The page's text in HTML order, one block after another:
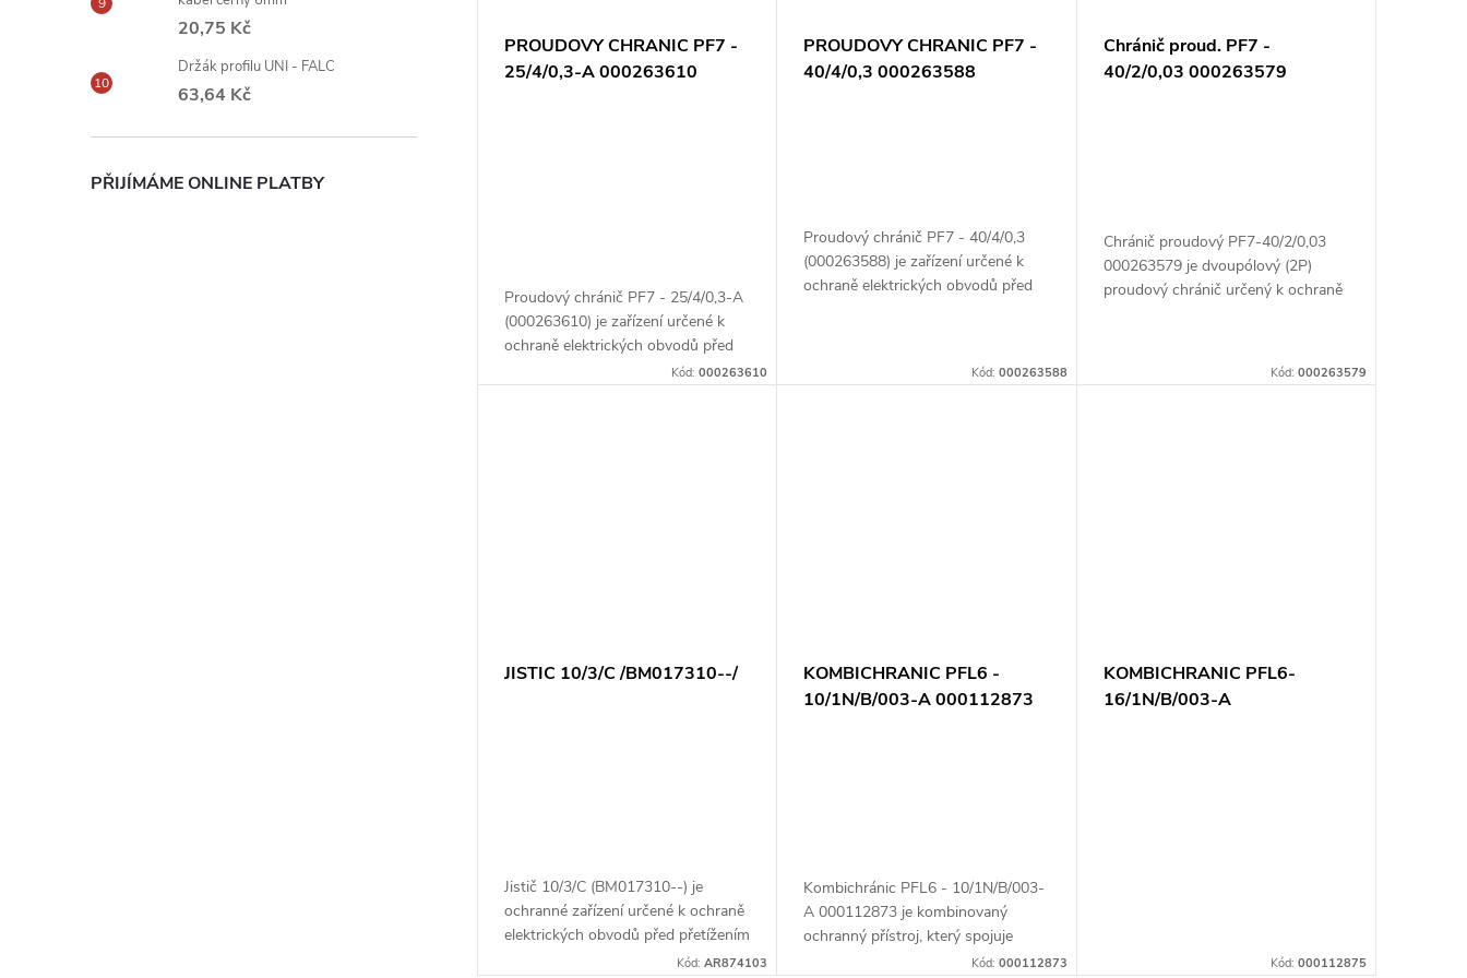
20,75 Kč
Držák profilu UNI - FALC
63,64 Kč
PŘIJÍMÁME ONLINE PLATBY
PROUDOVY CHRANIC PF7 -
25/4/0,3-A 000263610
Proudový chránič PF7 - 25/4/0,3-A
(000263610) je zařízení určené k
ochraně elektrických obvodů před
úniky proudu, které mohou ohrozit
Kód:000263610
PROUDOVY CHRANIC PF7 -
40/4/0,3 000263588
Proudový chránič PF7 - 40/4/0,3
(000263588) je zařízení určené k
ochraně elektrických obvodů před
Kód: 000263588
Chránič proud. PF7 -
40/2/0,03 000263579
Chránič proudový PF7-40/2/0,03
000263579 je dvoupólový (2P)
proudový chránič určený k ochraně
Kód: 000263579
JISTIC 10/3/C /BM017310--/
Jistič 10/3/C (BM017310--) je
ochranné zařízení určené k ochraně
elektrických obvodů před přetížením
a zkratem. Tento model máKód:AR874103
KOMBICHRANIC PFL6 -
10/1N/B/003-A 000112873
Kombichránic PFL6 - 10/1N/B/003-
A 000112873 je kombinovaný
ochranný přístroj, který spojuje
funkce přetížového jističe, ochrany
Kód: 000112873
KOMBICHRANIC PFL6-
16/1N/B/003-A
Kód: 000112875